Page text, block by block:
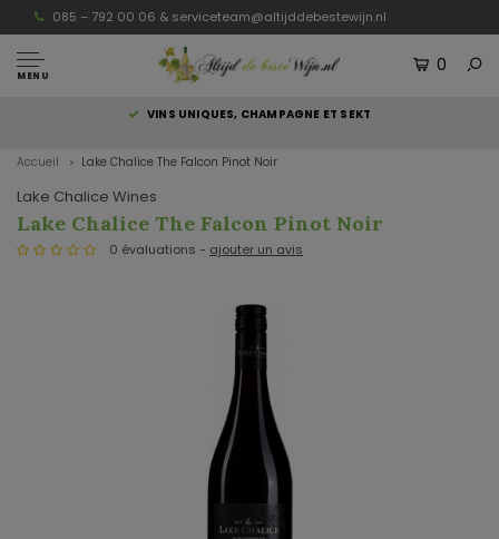
085 – 792 00 06 & serviceteam@altijddebestewijn.nl
MENU
0
VINS UNIQUES, CHAMPAGNE ET SEKT
Accueil Lake Chalice The Falcon Pinot Noir
Lake Chalice Wines
Lake Chalice The Falcon Pinot Noir
0 évaluations - ajouter un avis